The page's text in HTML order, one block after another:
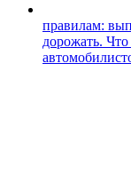
правилам:
дорожать.